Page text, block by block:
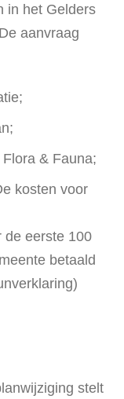
in het Gelders
aanvraag
& Fauna;
kosten voor
de eerste 100
betaald
stelt